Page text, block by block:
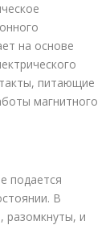
на основе
питающие
магнитного
подается
В
разомкнуты, и